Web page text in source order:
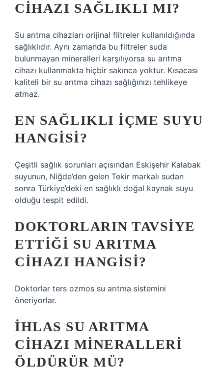
CIHAZI SAĞLIKLI MI?
Su arıtma cihazları orijinal filtreler kullanıldığında
sağlıklıdır. Aynı zamanda bu filtreler suda
bulunmayan mineralleri karşılıyorsa su arıtma
cihazı kullanmakta hiçbir sakınca yoktur. Kısacası
kaliteli bir su arıtma cihazı sağlığınızı tehlikeye
atmaz.
EN SAĞLIKLI IÇME SUYU
HANGISI?
Çeşitli sağlık sorunları açısından Eskişehir Kalabak
suyunun, Niğde’den gelen Tekir markalı sudan
sonra Türkiye’deki en sağlıklı doğal kaynak suyu
olduğu tespit edildi.
DOKTORLARIN TAVSIYE
ETTIĞI SU ARITMA
CIHAZI HANGISI?
Doktorlar ters ozmos su arıtma sistemini
öneriyorlar.
İHLAS SU ARITMA
CIHAZI MINERALLERI
ÖLDÜRÜR MÜ?